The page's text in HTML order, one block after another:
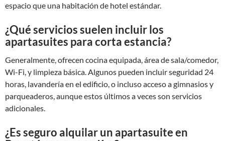
espacio que una habitación de hotel estándar.
¿Qué servicios suelen incluir los
apartasuites para corta estancia?
Generalmente, ofrecen cocina equipada, área de sala/comedor,
Wi-Fi, y limpieza básica. Algunos pueden incluir seguridad 24
horas, lavandería en el edificio, o incluso acceso a gimnasios y
parqueaderos, aunque estos últimos a veces son servicios
adicionales.
¿Es seguro alquilar un apartasuite en